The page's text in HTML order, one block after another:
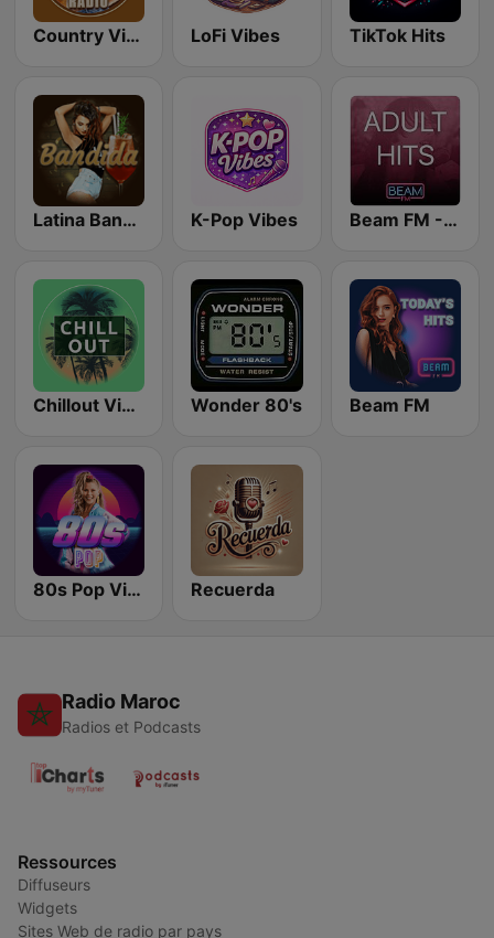
Country Vibes LoFi Vibes TikTok Hits
Latina Bandida! K-Pop Vibes Beam FM - Adult Hits
Chillout Vibes Wonder 80's Beam FM
80s Pop Vibes Recuerda
Radio Maroc
Radios et Podcasts
Ressources
Diffuseurs
Widgets
Sites Web de radio par pays